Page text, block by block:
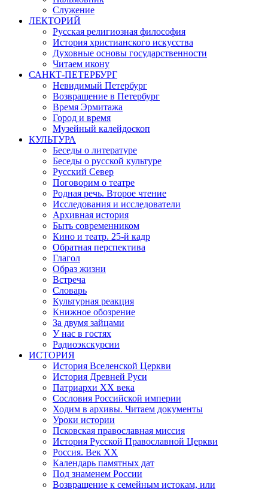
Служение
ЛЕКТОРИЙ
Русская религиозная философия
История христианского искусства
Духовные основы государственности
Читаем икону
САНКТ-ПЕТЕРБУРГ
Невидимый Петербург
Возвращение в Петербург
Время Эрмитажа
Город и время
Музейный калейдоскоп
КУЛЬТУРА
Беседы о литературе
Беседы о русской культуре
Русский Север
Поговорим о театре
Родная речь. Второе чтение
Исследования и исследователи
Архивная история
Быть современником
Кино и театр. 25-й кадр
Обратная перспектива
Глагол
Образ жизни
Встреча
Словарь
Культурная реакция
Книжное обозрение
За двумя зайцами
У нас в гостях
Радиоэкскурсии
ИСТОРИЯ
История Вселенской Церкви
История Древней Руси
Патриархи XX века
Сословия Российской империи
Ходим в архивы. Читаем документы
Уроки истории
Псковская православная миссия
История Русской Православной Церкви
Россия. Век ХХ
Календарь памятных дат
Под знаменем России
Возвращение к семейным истокам, или